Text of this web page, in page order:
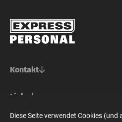
Kontakt
Basel/Nordwestschweiz
Steinenvorstadt 73
Bern/Mittelland
Links
Für Stellensuchende
Diese Seite verwendet Cookies (und